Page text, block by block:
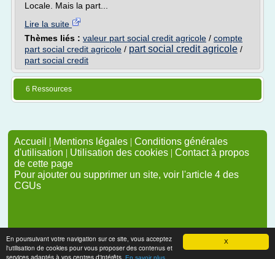
X
En poursuivant votre navigation sur ce site, vous acceptez
l'utilisation de cookies pour vous proposer des contenus et
services adaptés à vos centres d'intérêts. En savoir plus
Locale. Mais la part...
Lire la suite
Thèmes liés : valeur part social credit agricole / compte
part social credit agricole / part social credit agricole /
part social credit
6 Ressources
Accueil | Mentions légales | Conditions générales
d'utilisation | Utilisation des cookies | Contact à propos
de cette page
Pour ajouter ou supprimer un site, voir l'article 4 des
CGUs